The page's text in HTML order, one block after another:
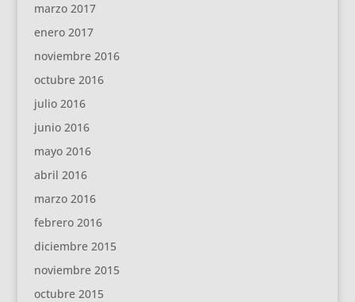
marzo 2017
enero 2017
noviembre 2016
octubre 2016
julio 2016
junio 2016
mayo 2016
abril 2016
marzo 2016
febrero 2016
diciembre 2015
noviembre 2015
octubre 2015